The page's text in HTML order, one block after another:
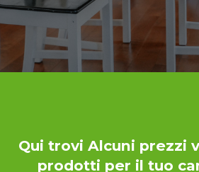
Qui trovi Alcuni prezzi
prodotti per il tuo